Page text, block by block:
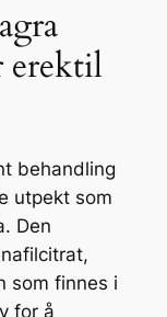
erektil
behandling
utpekt som
Den
som finnes i
for å